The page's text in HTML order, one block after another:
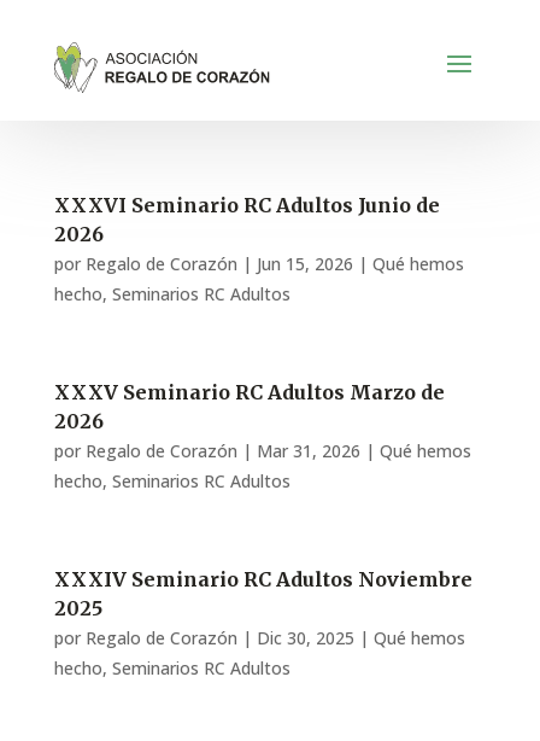
XXXVI Seminario RC Adultos Junio de
2026
por Regalo de Corazón | Jun 15, 2026 | Qué hemos
hecho, Seminarios RC Adultos
XXXV Seminario RC Adultos Marzo de
2026
por Regalo de Corazón | Mar 31, 2026 | Qué hemos
hecho, Seminarios RC Adultos
XXXIV Seminario RC Adultos Noviembre
2025
por Regalo de Corazón | Dic 30, 2025 | Qué hemos
hecho, Seminarios RC Adultos